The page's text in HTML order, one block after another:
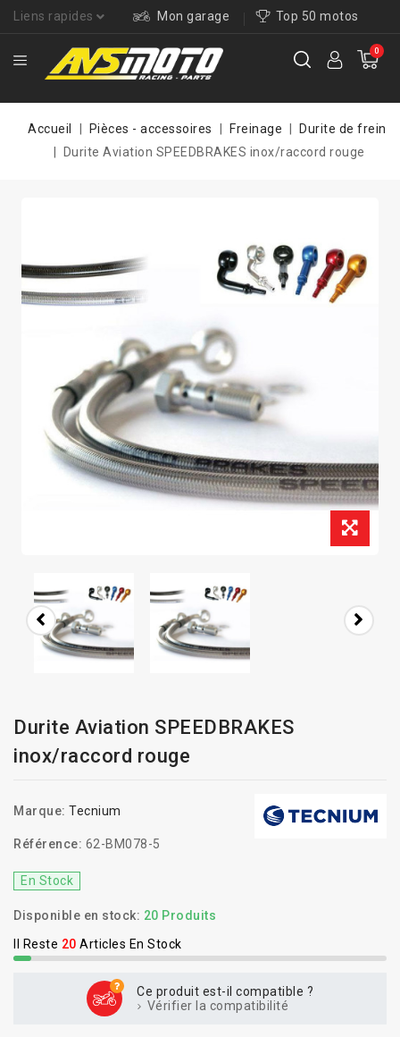
Liens rapides Mon garage Top 50 motos
0
Accueil Pièces - accessoires Freinage
Durite de frein
Durite Aviation SPEEDBRAKES inox/raccord rouge
Durite Aviation SPEEDBRAKES
inox/raccord rouge
Marque: Tecnium
Référence: 62-BM078-5
En Stock
Disponible en stock: 20 Produits
Il Reste 20 Articles En Stock
Ce produit est-il compatible ?
Vérifier la compatibilité